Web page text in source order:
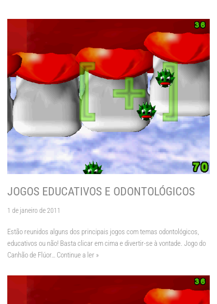
JOGOS EDUCATIVOS E ODONTOLÓGICOS
1 de janeiro de 2011
Estão reunidos alguns dos principais jogos com temas odontológicos,
educativos ou não! Basta clicar em cima e divertir-se à vontade. Jogo do
Canhão de Flúor… Continue a ler »